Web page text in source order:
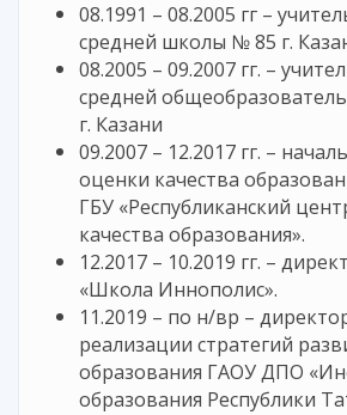
08.1991 – 08.2005 гг –
средней школы № 85 г.
08.2005 – 09.2007 гг. –
средней
г. Казани
09.2007 – 12.2017 гг. –
оценки качества
ГБУ «Республиканский
качества образования».
12.2017 – 10.2019 гг. –
«Школа Иннополис».
11.2019 – по н/вр –
реализации стратегий
образования ГАОУ ДПО
образования Республики